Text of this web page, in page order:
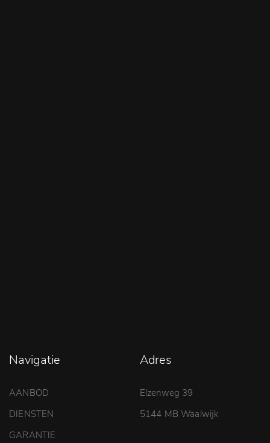
Navigatie
AANBOD
DIENSTEN
GARANTIE
Adres
Elzenweg 39
5144 MB Waalwijk